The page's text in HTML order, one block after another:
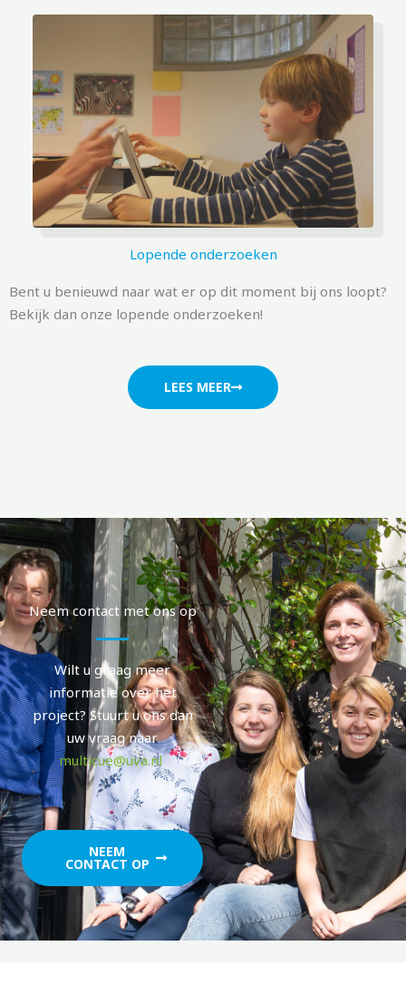
Lopende onderzoeken
Bent u benieuwd naar wat er op dit moment bij ons loopt?
Bekijk dan onze lopende onderzoeken!
LEES MEER
Neem contact met ons op
Wilt u graag meer
informatie over het
project? Stuurt u ons dan
uw vraag naar
multicue@uva.nl
NEEM
CONTACT OP